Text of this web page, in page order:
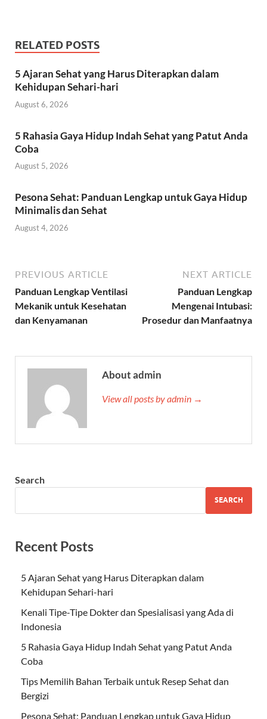
RELATED POSTS
5 Ajaran Sehat yang Harus Diterapkan dalam
Kehidupan Sehari-hari
August 6, 2026
5 Rahasia Gaya Hidup Indah Sehat yang Patut Anda
Coba
August 5, 2026
Pesona Sehat: Panduan Lengkap untuk Gaya Hidup
Minimalis dan Sehat
August 4, 2026
PREVIOUS ARTICLE
Panduan Lengkap Ventilasi
Mekanik untuk Kesehatan
dan Kenyamanan
NEXT ARTICLE
Panduan Lengkap
Mengenai Intubasi:
Prosedur dan Manfaatnya
About admin
View all posts by admin →
Search
SEARCH
Recent Posts
5 Ajaran Sehat yang Harus Diterapkan dalam
Kehidupan Sehari-hari
Kenali Tipe-Tipe Dokter dan Spesialisasi yang Ada di
Indonesia
5 Rahasia Gaya Hidup Indah Sehat yang Patut Anda
Coba
Tips Memilih Bahan Terbaik untuk Resep Sehat dan
Bergizi
Pesona Sehat: Panduan Lengkap untuk Gaya Hidup